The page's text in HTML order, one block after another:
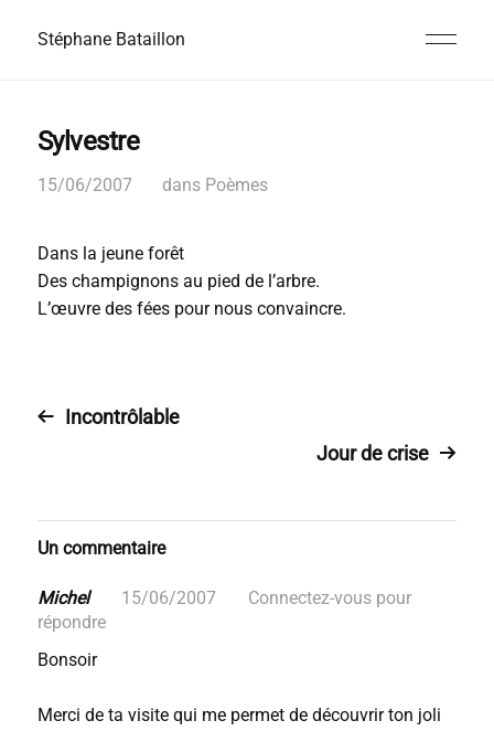
Stéphane Bataillon
Sylvestre
15/06/2007 dans Poèmes
Dans la jeune forêt
Des champignons au pied de l’arbre.
L’œuvre des fées pour nous convaincre.
Incontrôlable
Jour de crise
Un commentaire
Michel 15/06/2007
Connectez-vous pour
répondre
Bonsoir
Merci de ta visite qui me permet de découvrir ton joli